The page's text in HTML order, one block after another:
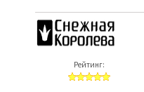
Рейтинг: